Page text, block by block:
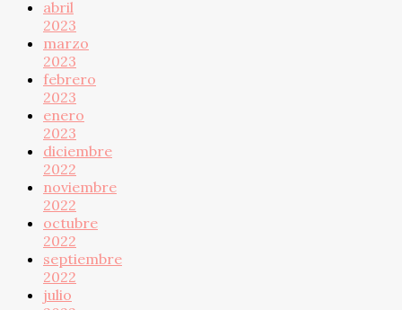
abril
2023
marzo
2023
febrero
2023
enero
2023
diciembre
2022
noviembre
2022
octubre
2022
septiembre
2022
julio